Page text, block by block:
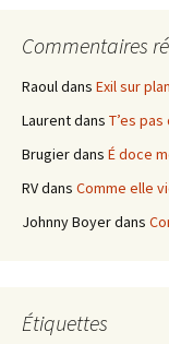
Commentaires
Raouldans Exil sur
Laurentdans T’es
Brugierdans É doce
RVdans Comme elle
Johnny Boyerdans
Étiquettes